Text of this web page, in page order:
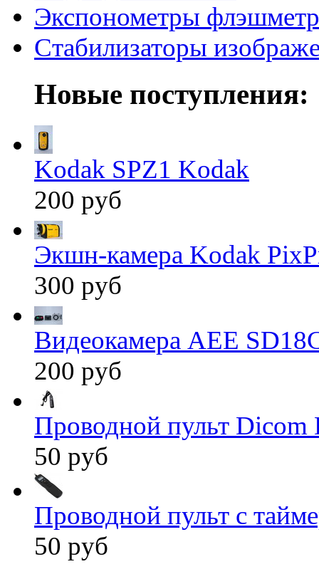
Экспонометры
Стабилизаторы
Новые поступления:
Kodak SPZ1 Kodak
200 руб
Экшн-камера Kodak
300 руб
Видеокамера AEE
200 руб
Проводной пульт
50 руб
Проводной пульт с
50 руб